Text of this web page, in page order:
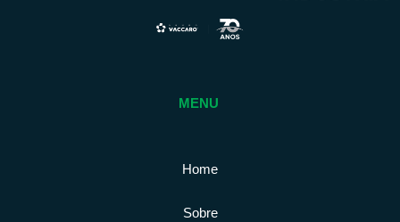
MENU
Home
Sobre